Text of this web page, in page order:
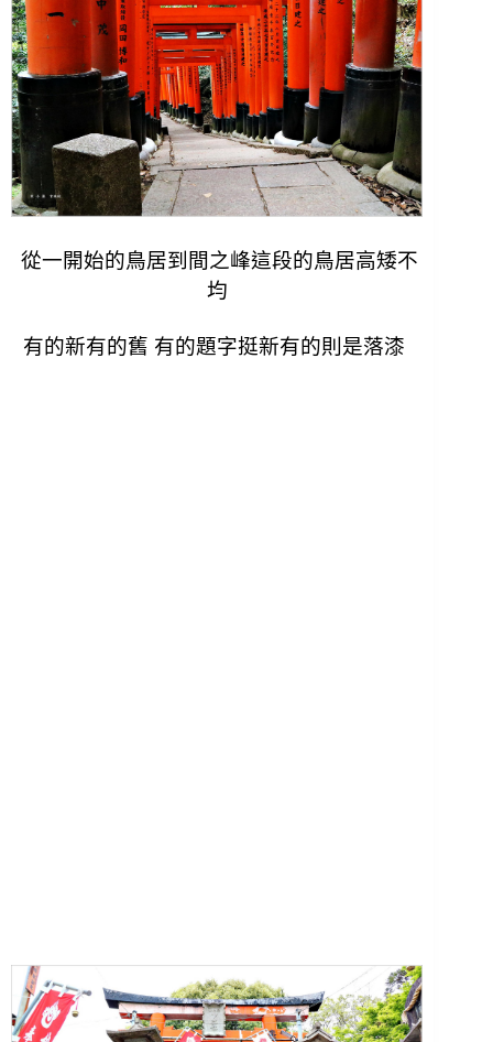
從一開始的鳥居到間之峰這段的鳥居高矮不
均
有的新有的舊 有的題字挺新有的則是落漆